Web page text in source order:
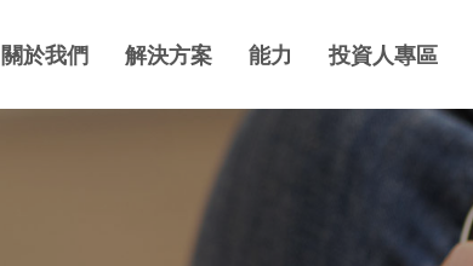
關於我們 解決方案 能力 投資人專區